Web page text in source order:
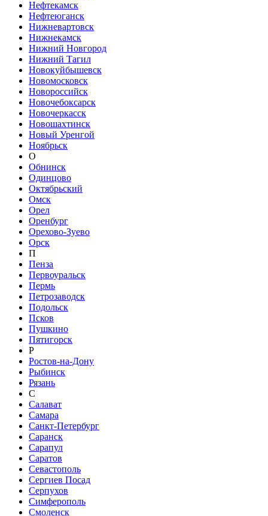
Нефтекамск
Нефтеюганск
Нижневартовск
Нижнекамск
Нижний Новгород
Нижний Тагил
Новокуйбышевск
Новомосковск
Новороссийск
Новочебоксарск
Новочеркасск
Новошахтинск
Новый Уренгой
Ноябрьск
О
Обнинск
Одинцово
Октябрьский
Омск
Орел
Оренбург
Орехово-Зуево
Орск
П
Пенза
Первоуральск
Пермь
Петрозаводск
Подольск
Псков
Пушкино
Пятигорск
Р
Ростов-на-Дону
Рыбинск
Рязань
С
Салават
Самара
Санкт-Петербург
Саранск
Сарапул
Саратов
Севастополь
Сергиев Посад
Серпухов
Симферополь
Смоленск